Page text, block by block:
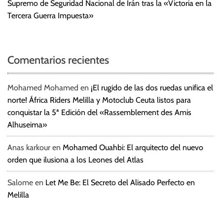
Supremo de Seguridad Nacional de Irán tras la «Victoria en la
Tercera Guerra Impuesta»
Comentarios recientes
Mohamed Mohamed en ¡El rugido de las dos ruedas unifica el
norte! África Riders Melilla y Motoclub Ceuta listos para
conquistar la 5ª Edición del «Rassemblement des Amis
Alhuseima»
Anas karkour en Mohamed Ouahbi: El arquitecto del nuevo
orden que ilusiona a los Leones del Atlas
Salome en Let Me Be: El Secreto del Alisado Perfecto en
Melilla